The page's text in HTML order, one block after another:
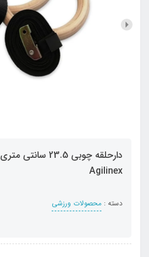
دارحلقه چوبي 23.5 سانتي متري
Agilinex
دسته : محصولات ورزشی